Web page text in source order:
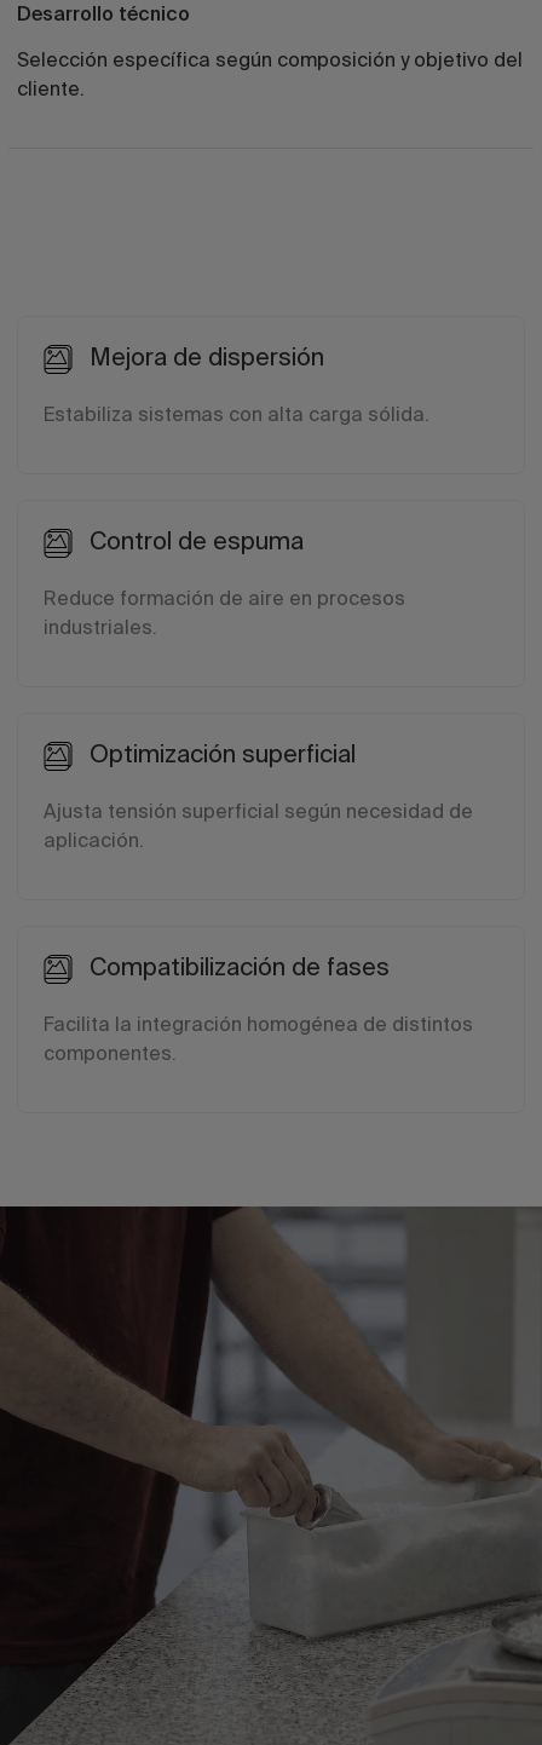
Desarrollo técnico
Selección específica según composición y objetivo del
cliente.
Mejora de dispersión
Estabiliza sistemas con alta carga sólida.
Control de espuma
Reduce formación de aire en procesos
industriales.
Optimización superficial
Ajusta tensión superficial según necesidad de
aplicación.
Compatibilización de fases
Facilita la integración homogénea de distintos
componentes.